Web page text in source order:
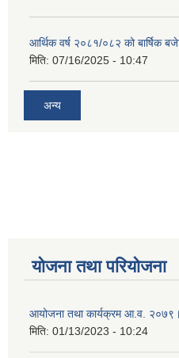
आर्थिक वर्ष २०८१/०८२ को बार्षिक
मिति: 07/16/2025 - 10:47
अन्य
योजना तथा परियोजना
आयोजना तथा कार्यक्रम आ.व.
मिति: 01/13/2023 - 10:24